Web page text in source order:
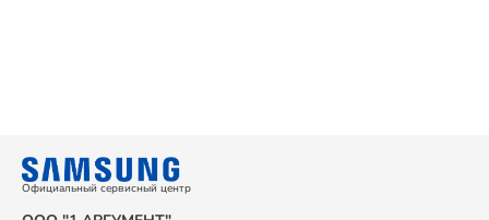
Официальный сервисный центр